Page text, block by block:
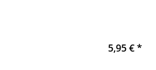
5,95 €*